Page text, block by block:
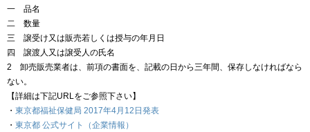
一 品名
二 数量
三 譲受け又は販売若しくは授与の年月日
四 譲渡人又は譲受人の氏名
2 卸売販売業者は、前項の書面を、記載の日から三年間、保存しなければなら
ない。
【詳細は下記URLをご参照下さい】
・ 東京都福祉保健局 2017年4月12日発表
・ 東京都 公式サイト（企業情報）